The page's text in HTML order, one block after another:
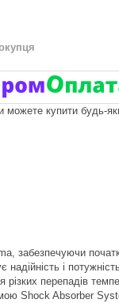
можете купити будь-
забезпечуючи
і
перепадів
Shock Absorber